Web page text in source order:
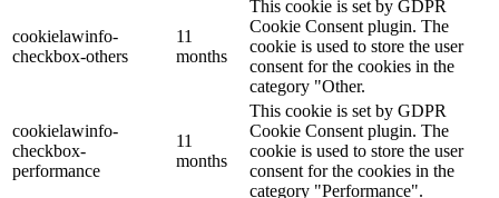
cookielawinfo-
checkbox-others
11
months
This cookie is set by GDPR
Cookie Consent plugin. The
cookie is used to store the user
consent for the cookies in the
category "Other.
cookielawinfo-
checkbox-
performance
11
months
This cookie is set by GDPR
Cookie Consent plugin. The
cookie is used to store the user
consent for the cookies in the
category "Performance".